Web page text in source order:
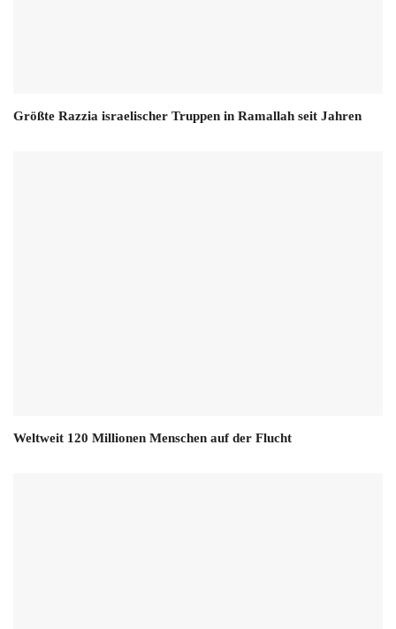
Größte Razzia israelischer Truppen in Ramallah seit Jahren
Weltweit 120 Millionen Menschen auf der Flucht